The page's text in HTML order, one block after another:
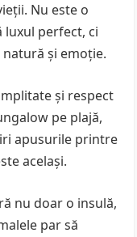
Nu este o
perfect, ci
și emoție.
și respect
pe plajă,
apusurile printre
același.
nu doar o insulă,
par să